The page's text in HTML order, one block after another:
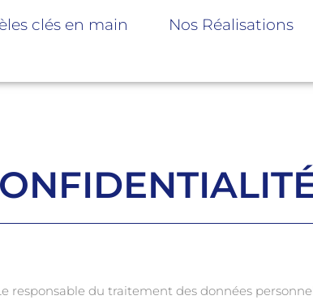
clés en main Nos Réalisations
responsable du traitement des données